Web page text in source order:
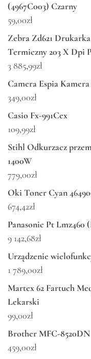
(4967C003) Czarny
59,00zł
Zebra Zd621
Termiczny 203 X Dpi
3 885,99zł
Camera Espia
349,00zł
Casio Fx-991Cex
109,99zł
Stihl Odkurzacz
1400W
779,00zł
Oki Toner Cyan
674,42zł
Panasonic Pt Lmz460
9 142,68zł
Urządzenie
1 789,00zł
Martex 62 Fartuch
Lekarski
99,00zł
Brother MFC-8520DN
459,00zł